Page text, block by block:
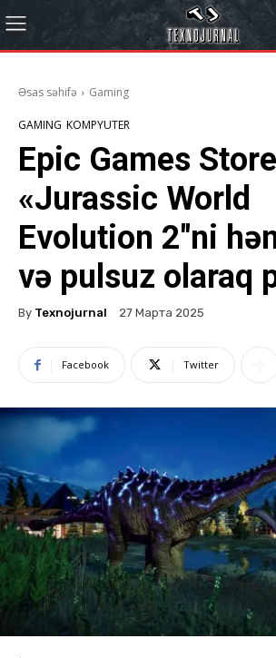
Əsas səhifə Gaming
GAMING KOMPYUTER
Epic Games Store
«Jurassic World
Evolution 2″ni
və pulsuz olaraq
By Texnojurnal 27 Марта 2025
Facebook Twitter